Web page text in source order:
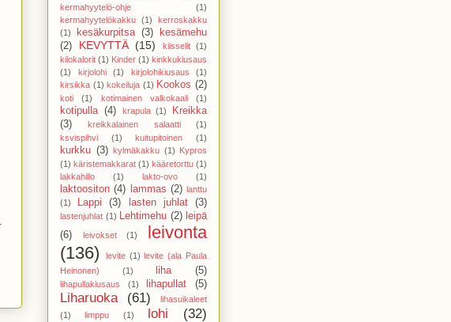
kermahyytelö-ohje
(1)
kermahyytelökakku (1)
kerroskakku
(1)
kesäkurpitsa (3)
kesämehu
(2)
KEVYTTÄ (15) kiisselit
(1)
kilokalorit (1) Kinder (1) kinkkukiusaus
(1)
kirjolohi (1) kirjolohikiusaus
(1)
kirsikka (1) kokeiluja (1) Kookos (2)
koti (1) kotimainen valkokaali (1)
kotipulla (4) krapula (1)
Kreikka
(3)
kreikkalainen salaatti
(1)
ksvispihvi
(1) kuitupitoinen (1)
kurkku (3) kylmäkakku (1) Kypros
(1) käristemakkarat (1) kääretorttu (1)
lakkahillo
(1) lakto-ovo (1)
laktoositon (4) lammas (2) lanttu
(1)
Lappi (3) lasten juhlat (3)
lastenjuhlat (1) Lehtimehu (2) leipä
(6)
leivokset (1)
leivonta
(136)
levite (1) levite (ala Paula
Heinonen)
(1) liha (5)
lihapullakiusaus (1) lihapullat (5)
Liharuoka (61)
lihasuikaleet
(1)
limppu (1) lohi (32)